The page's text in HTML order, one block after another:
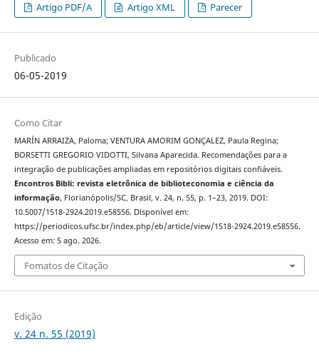
Artigo PDF/A Artigo XML Parecer
Publicado
06-05-2019
Como Citar
MARÍN ARRAIZA, Paloma; VENTURA AMORIM GONÇALEZ, Paula Regina;
BORSETTI GREGORIO VIDOTTI, Silvana Aparecida. Recomendações para a
integração de publicações ampliadas em repositórios digitais confiáveis.
Encontros Bibli: revista eletrônica de biblioteconomia e ciência da
informação, Florianópolis/SC, Brasil, v. 24, n. 55, p. 1–23, 2019. DOI:
10.5007/1518-2924.2019.e58556. Disponível em:
https://periodicos.ufsc.br/index.php/eb/article/view/1518-2924.2019.e58556.
Acesso em: 5 ago. 2026.
Fomatos de Citação
Edição
v. 24 n. 55 (2019)